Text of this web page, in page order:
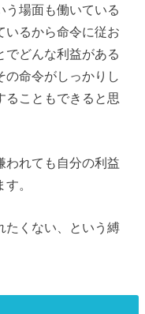
う場面も働いている
いるから命令に従お
でどんな利益がある
命令がしっかりし
ることもできると思
われても自分の利益
。
たくない、という縛